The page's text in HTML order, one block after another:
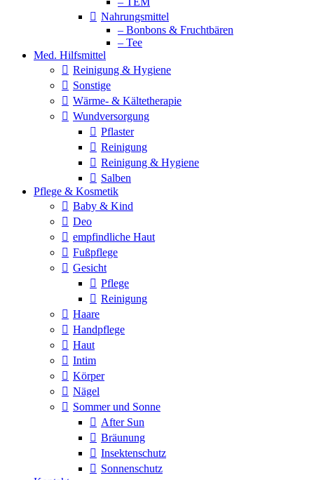
Nahrungsmittel
– Bonbons & Fruchtbären
– Tee
Med. Hilfsmittel
Reinigung & Hygiene
Sonstige
Wärme- & Kältetherapie
Wundversorgung
Pflaster
Reinigung
Reinigung & Hygiene
Salben
Pflege & Kosmetik
Baby & Kind
Deo
empfindliche Haut
Fußpflege
Gesicht
Pflege
Reinigung
Haare
Handpflege
Haut
Intim
Körper
Nägel
Sommer und Sonne
After Sun
Bräunung
Insektenschutz
Sonnenschutz